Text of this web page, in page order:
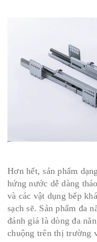
Hơn hết, sản phẩm
hứng nước dễ dàng
và các vật dụng bếp
sạch sẽ. Sản phẩm đa
đánh giá là dòng đa
chuộng trên thị trường